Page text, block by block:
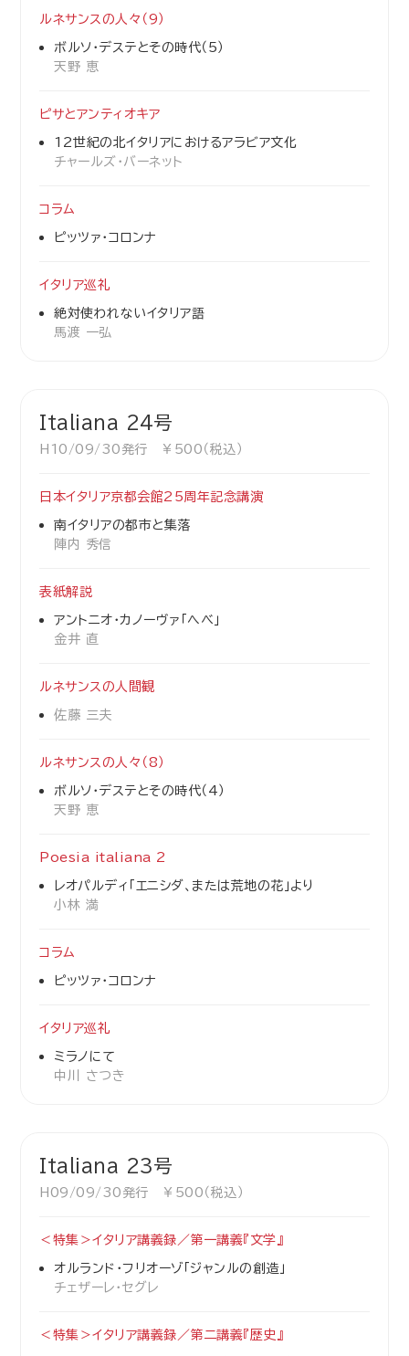
ルネサンスの人々（9）
ボルソ・デステとその時代（5）
天野 恵
ピサとアンティオキア
12世紀の北イタリアにおけるアラビア文化
チャールズ・バーネット
コラム
ピッツァ・コロンナ
イタリア巡礼
絶対使われないイタリア語
馬渡 一弘
Italiana 24号
H10/09/30発行 ￥500（税込）
日本イタリア京都会館25周年記念講演
南イタリアの都市と集落
陣内 秀信
表紙解説
アントニオ・カノーヴァ「へべ」
金井 直
ルネサンスの人間観
佐藤 三夫
ルネサンスの人々（8）
ボルソ・デステとその時代（4）
天野 恵
Poesia italiana 2
レオパルディ「エニシダ、または荒地の花」より
小林 満
コラム
ピッツァ・コロンナ
イタリア巡礼
ミラノにて
中川 さつき
Italiana 23号
H09/09/30発行 ￥500（税込）
＜特集＞イタリア講義録／第一講義『文学』
オルランド・フリオーゾ「ジャンルの創造」
チェザーレ・セグレ
＜特集＞イタリア講義録／第二講義『歴史』